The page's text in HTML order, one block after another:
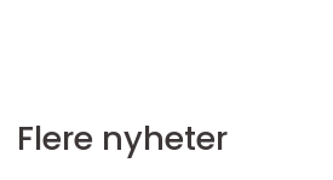
Flere nyheter